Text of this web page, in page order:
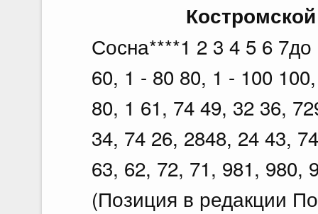
Сосна****1 2 3 4 5 6
60, 1 - 80 80, 1 - 100
80, 1 61, 74 49, 32 36,
34, 74 26, 2848, 24 43,
63, 62, 72, 71, 981, 980,
(Позиция в редакции